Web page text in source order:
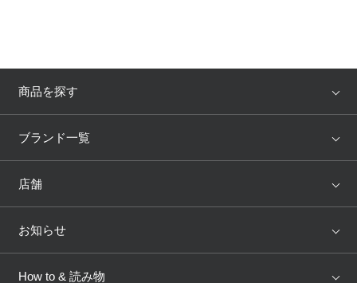
商品を探す
アイテム
トピックス
ブランド一覧
WACOAL
AMPHI une nana cool
店舗
店舗を探す
お知らせ
新着情報
How to & 読み物